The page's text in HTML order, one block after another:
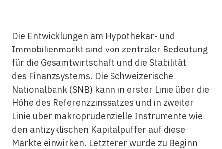
Die Entwicklungen am Hypothekar- und
Immobilienmarkt sind von zentraler Bedeutung
für die Gesamtwirtschaft und die Stabilität
des Finanzsystems. Die Schweizerische
Nationalbank (SNB) kann in erster Linie über die
Höhe des Referenzzinssatzes und in zweiter
Linie über makroprudenzielle Instrumente wie
den antizyklischen Kapitalpuffer auf diese
Märkte einwirken. Letzterer wurde zu Beginn